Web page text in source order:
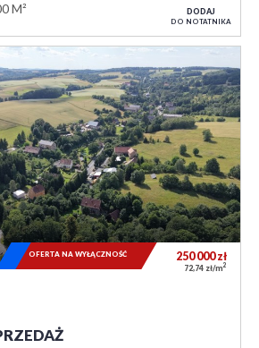
M² DODAJ
DO NOTATNIKA
250 000zł
72,74 zł/m2
OFERTA NA WYŁĄCZNOŚĆ